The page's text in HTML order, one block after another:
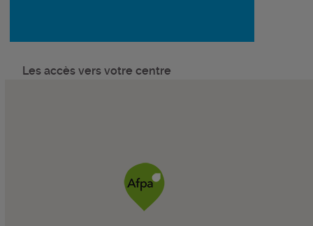
Les accès vers votre centre